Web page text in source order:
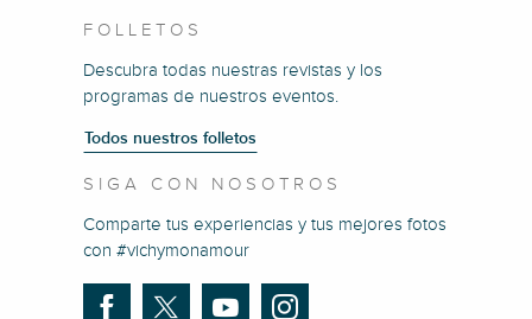
FOLLETOS
Descubra todas nuestras revistas y los
programas de nuestros eventos.
Todos nuestros folletos
SIGA CON NOSOTROS
Comparte tus experiencias y tus mejores fotos
con #vichymonamour